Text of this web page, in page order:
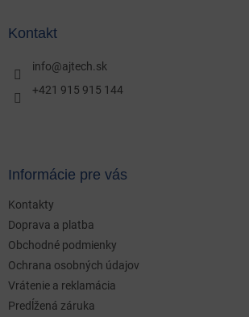
Kontakt
info@ajtech.sk
+421 915 915 144
Informácie pre vás
Kontakty
Doprava a platba
Obchodné podmienky
Ochrana osobných údajov
Vrátenie a reklamácia
Predĺžená záruka